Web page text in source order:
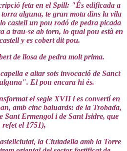
feta en el Spill: "És edificada a
alguna, te gran mota dins la vila
castell un pou rodó de pedra picada
a trau-se ab torn, lo qual pou està en
y es cobert dit pou.
de llosa de pedra molt prima.
e altar sots invocació de Sanct
El pou encara hi és.
el segle XVII i es convertí en
amb cinc baluards: de la Trobada,
Sant Ermengol i de Sant Isidre, que
refet el 1751),
la Ciutadella amb la Torre